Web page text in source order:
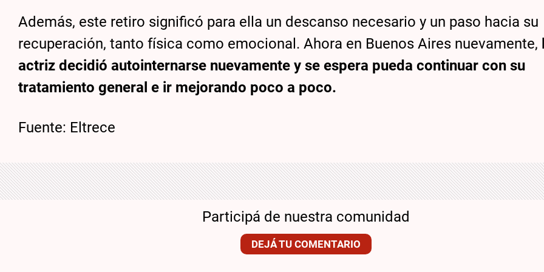
Además, este retiro significó para ella un descanso necesario y un paso hacia su
recuperación, tanto física como emocional. Ahora en Buenos Aires nuevamente,
actriz decidió autointernarse nuevamente y se espera pueda continuar con su
tratamiento general e ir mejorando poco a poco.
Fuente: Eltrece
Participá de nuestra comunidad
DEJÁ TU COMENTARIO